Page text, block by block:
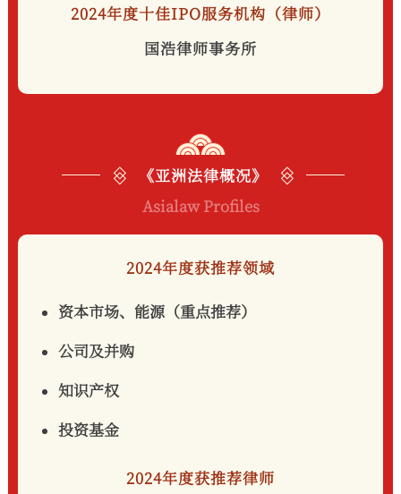
2024年度十佳IPO服务机构（律师）
国浩律师事务所
《亚洲法律概况》
Asialaw Profiles
2024年度获推荐领域
资本市场、能源（重点推荐）
公司及并购
知识产权
投资基金
2024年度获推荐律师